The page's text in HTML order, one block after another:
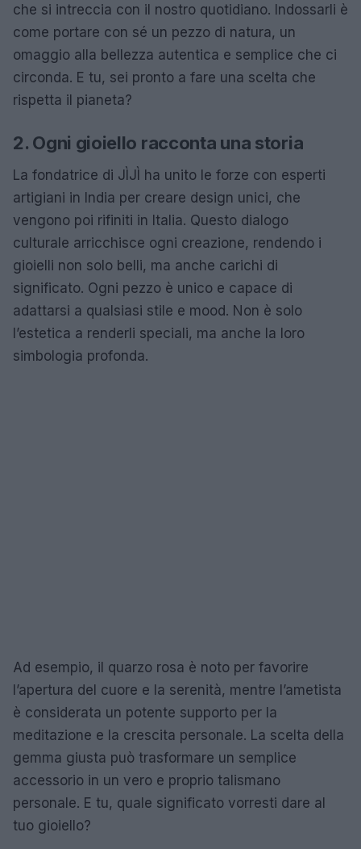
che si intreccia con il nostro quotidiano. Indossarli è
come portare con sé un pezzo di natura, un
omaggio alla bellezza autentica e semplice che ci
circonda. E tu, sei pronto a fare una scelta che
rispetta il pianeta?
2. Ogni gioiello racconta una storia
La fondatrice di JÌJÌ ha unito le forze con esperti
artigiani in India per creare design unici, che
vengono poi rifiniti in Italia. Questo dialogo
culturale arricchisce ogni creazione, rendendo i
gioielli non solo belli, ma anche carichi di
significato. Ogni pezzo è unico e capace di
adattarsi a qualsiasi stile e mood. Non è solo
l’estetica a renderli speciali, ma anche la loro
simbologia profonda.
Ad esempio, il quarzo rosa è noto per favorire
l’apertura del cuore e la serenità, mentre l’ametista
è considerata un potente supporto per la
meditazione e la crescita personale. La scelta della
gemma giusta può trasformare un semplice
accessorio in un vero e proprio talismano
personale. E tu, quale significato vorresti dare al
tuo gioiello?